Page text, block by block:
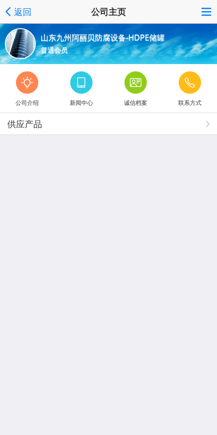
返回 公司主页
山东九州阿丽贝防腐设备-HDPE储罐
普通会员
公司介绍 新闻中心 诚信档案 联系方式
供应产品